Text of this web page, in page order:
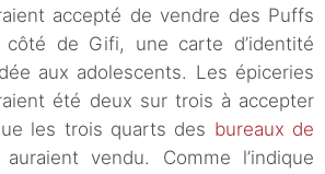
accepté de vendre des Puffs
de Gifi, une carte d’identité
aux adolescents. Les épiceries
été deux sur trois à accepter
les trois quarts des bureaux de
vendu. Comme l’indique